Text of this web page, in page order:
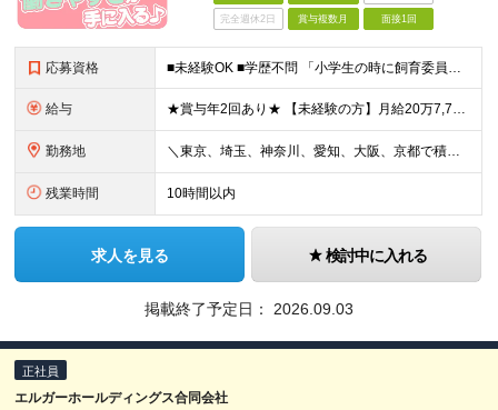
完全週休2日 賞与複数月 面接1回
応募資格 ■未経験OK ■学歴不問 「小学生の時に飼育委員だった！」 なんて方もお待ちしております♪ ※ご自宅でのペット飼育について※ ご自宅でげっ歯類・ウサギのペット飼育を禁止しております。当社業務では清
給与 ★賞与年2回あり★ 【未経験の方】月給20万7,750円～＋賞与年2回＋残業代全額支給＋交通費支給 【生物系大卒の方】月給21万3,750円～＋賞与年2回＋残業代全額支給＋交通費支給 ★手当が充実
勤務地 ＼東京、埼玉、神奈川、愛知、大阪、京都で積極採用中！／ ・東京都：品川区 ・埼玉県：和光市 ・神奈川県：横浜市戸塚区、藤沢市 ・茨城県：つくば市 Lマイカー通勤OK！ ・愛知県：犬山市
残業時間 10時間以内
求人を見る 検討中に入れる
掲載終了予定日： 2026.09.03
正社員
エルガーホールディングス合同会社